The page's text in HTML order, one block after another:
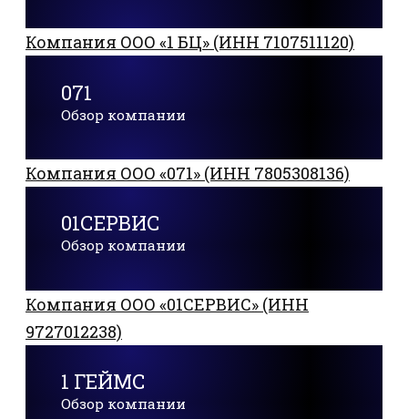
Компания ООО «1 БЦ» (ИНН 7107511120)
071
Обзор компании
Компания ООО «071» (ИНН 7805308136)
01СЕРВИС
Обзор компании
Компания ООО «01СЕРВИС» (ИНН
9727012238)
1 ГЕЙМС
Обзор компании